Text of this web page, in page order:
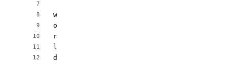
7
8
9
10
11
12
w
o
r
l
d